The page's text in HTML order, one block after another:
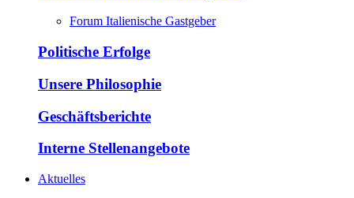
Forum Italienische Gastgeber
Politische Erfolge
Unsere Philosophie
Geschäftsberichte
Interne Stellenangebote
Aktuelles